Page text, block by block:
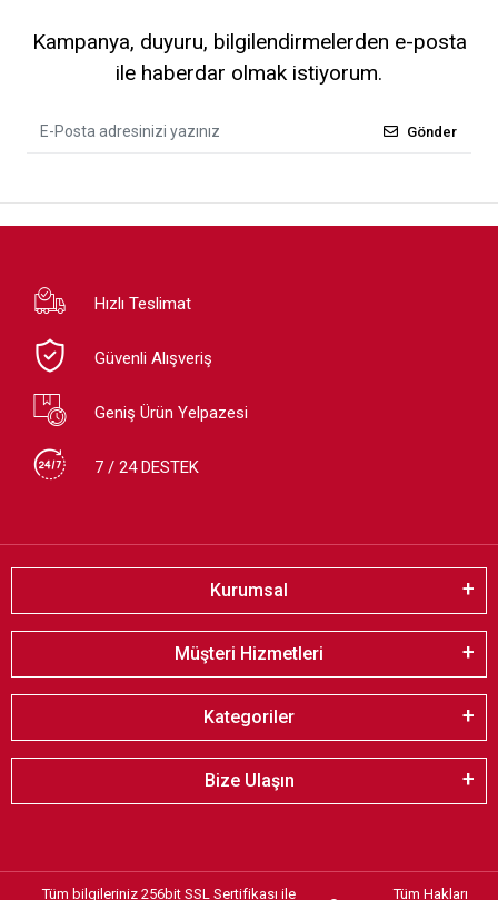
Kampanya, duyuru, bilgilendirmelerden e-posta
ile haberdar olmak istiyorum.
Gönder
Hızlı Teslimat
Güvenli Alışveriş
Geniş Ürün Yelpazesi
7 / 24 DESTEK
Kurumsal
Müşteri Hizmetleri
Kategoriler
Bize Ulaşın
Tüm bilgileriniz 256bit SSL Sertifikası ile Tüm Hakları